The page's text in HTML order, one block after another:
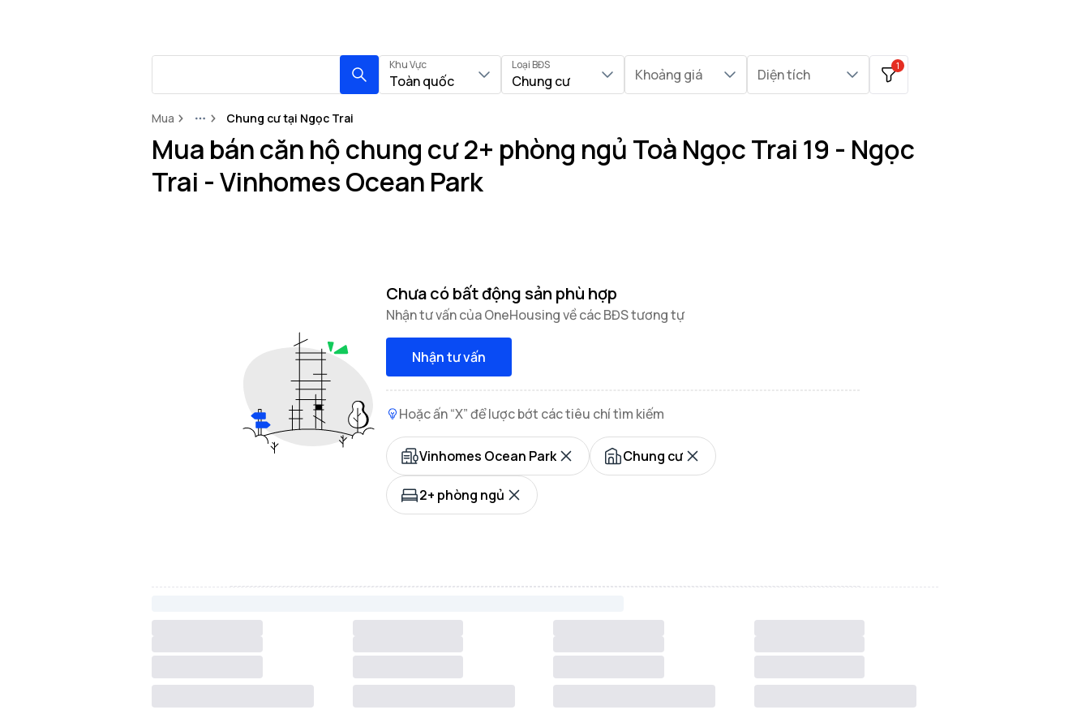
Khu Vực
Toàn quốc
Loại BĐS
Chung cư Khoảng giá Diện tích
1
Mua MoreChung cư tại Ngọc Trai
Mua bán căn hộ chung cư 2+ phòng ngủ Toà Ngọc Trai 19 - Ngọc
Trai - Vinhomes Ocean Park
Chưa có bất động sản phù hợp
Nhận tư vấn của OneHousing về các BĐS tương tự
Nhận tư vấn
Hoặc ấn “X” để lược bớt các tiêu chí tìm kiếm
Vinhomes Ocean Park Chung cư
2+ phòng ngủ